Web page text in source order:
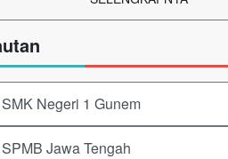
SMK Negeri 1 Gunem
SPMB Jawa Tengah